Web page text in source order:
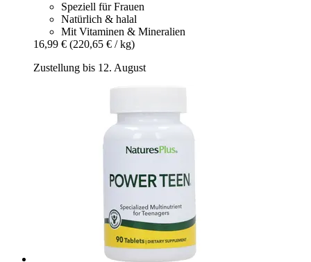
Speziell für Frauen
Natürlich & halal
Mit Vitaminen & Mineralien
16,99 € (220,65 € / kg)
Zustellung bis 12. August